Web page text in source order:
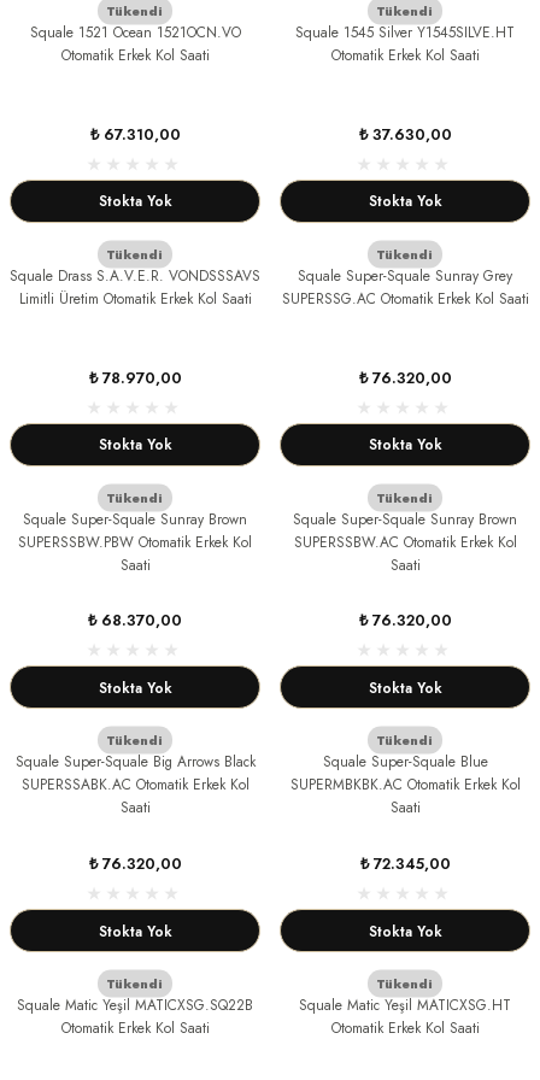
Tükendi
Squale 1521 Ocean 1521OCN.VO
Otomatik Erkek Kol Saati
₺ 67.310,00
Stokta Yok
Tükendi
Squale 1545 Silver Y1545SILVE.HT
Otomatik Erkek Kol Saati
₺ 37.630,00
Stokta Yok
Tükendi
Squale Drass S.A.V.E.R. VONDSSSAVS
Limitli Üretim Otomatik Erkek Kol Saati
₺ 78.970,00
Stokta Yok
Tükendi
Squale Super-Squale Sunray Grey
SUPERSSG.AC Otomatik Erkek Kol Saati
₺ 76.320,00
Stokta Yok
Tükendi
Squale Super-Squale Sunray Brown
SUPERSSBW.PBW Otomatik Erkek Kol
Saati
₺ 68.370,00
Stokta Yok
Tükendi
Squale Super-Squale Sunray Brown
SUPERSSBW.AC Otomatik Erkek Kol
Saati
₺ 76.320,00
Stokta Yok
Tükendi
Squale Super-Squale Big Arrows Black
SUPERSSABK.AC Otomatik Erkek Kol
Saati
₺ 76.320,00
Stokta Yok
Tükendi
Squale Super-Squale Blue
SUPERMBKBK.AC Otomatik Erkek Kol
Saati
₺ 72.345,00
Stokta Yok
Tükendi
Squale Matic Yeşil MATICXSG.SQ22B
Otomatik Erkek Kol Saati
Tükendi
Squale Matic Yeşil MATICXSG.HT
Otomatik Erkek Kol Saati